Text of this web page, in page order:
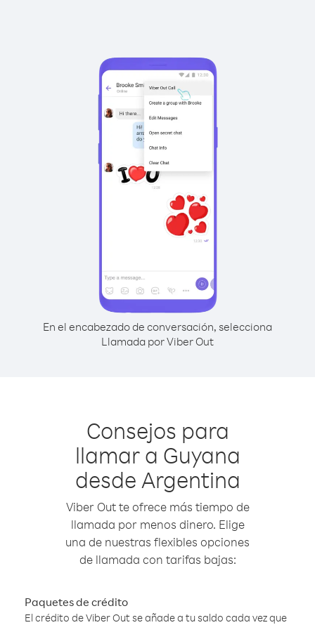
En el encabezado de conversación, selecciona
Llamada por Viber Out
Consejos para
llamar a Guyana
desde Argentina
Viber Out te ofrece más tiempo de
llamada por menos dinero. Elige
una de nuestras flexibles opciones
de llamada con tarifas bajas:
Paquetes de crédito
El crédito de Viber Out se añade a tu saldo cada vez que